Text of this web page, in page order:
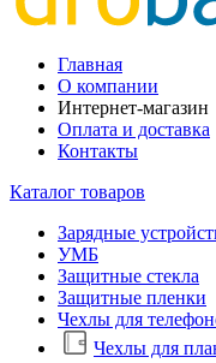
Главная
О компании
Интернет-магазин
Оплата и доставка
Контакты
Каталог товаров
Зарядные
УМБ
Защитные стекла
Защитные пленки
Чехлы для
Чехлы для